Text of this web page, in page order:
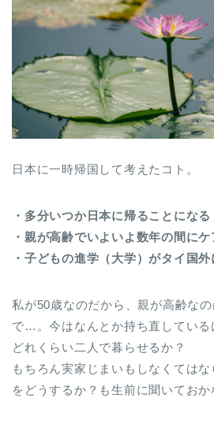
日本に一時帰国して考えたコト。
・多分いつか日本に帰ることになる
・親が高齢でいよいよ数年の間に
・子どもの進学（大学）がタイ国外
私が50歳なのだから、親が高齢な
で…。今はなんとか持ち直している
どれくらい二人で暮らせるか？
もちろん実家じまいもしなくては
をどうするか？も生前に聞いておか